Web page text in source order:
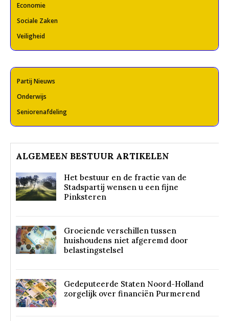
Economie
Sociale Zaken
Veiligheid
Partij Nieuws
Onderwijs
Seniorenafdeling
ALGEMEEN BESTUUR ARTIKELEN
Het bestuur en de fractie van de
Stadspartij wensen u een fijne
Pinksteren
Groeiende verschillen tussen
huishoudens niet afgeremd door
belastingstelsel
Gedeputeerde Staten Noord-Holland
zorgelijk over financiën Purmerend